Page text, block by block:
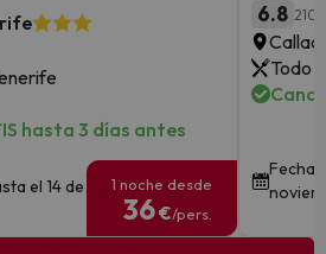
hasta 3 días antes
el 14 de
1 noche desde
36€/pers.
6.8 210
Todo